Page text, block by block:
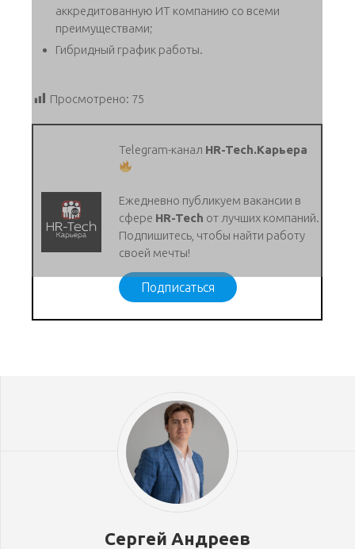
аккредитованную ИТ компанию со всеми
преимуществами;
Гибридный график работы.
Просмотрено: 75
Telegram-канал HR-Tech.Карьера
Ежедневно публикуем вакансии в
сфере HR-Tech от лучших компаний.
Подпишитесь, чтобы найти работу
своей мечты!
Подписаться
Сергей Андреев